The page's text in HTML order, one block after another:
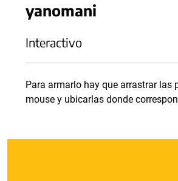
yanomani
Interactivo
Para armarlo hay que arrastrar las
mouse y ubicarlas donde